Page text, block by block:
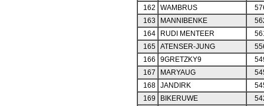
162
WAMBRUS
163
MANNIBENKE
164
RUDI MENTEER
165 ATENSER-JUNG
166
9GRETZKY9
167
MARYAUG
168 JANDIRK
169
BIKERUWE